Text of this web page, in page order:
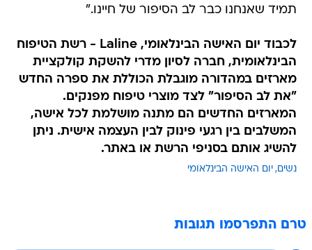
תמיד שאנחנו כבר לב הסיפור של חיינו."
לכבוד יום האישה הבינלאומי, Laline - רשת הטיפוח
הבינלאומית, חברה לסיון מדרי להשקת קולקציית
מארזים במהדורה מוגבלת הכוללת את ספרה החדש
"את לב הסיפור" לצד מוצרי טיפוח מפנקים.
המארזים החדשים הם מתנה מושלמת לכל אישה,
המשלבים בין רגעי פינוק לבין העצמה אישית. ניתן
להשיג אותם בסניפי הרשת או באתר.
נשים יום האישה הבינלאומי
טרם התפרסמו תגובות